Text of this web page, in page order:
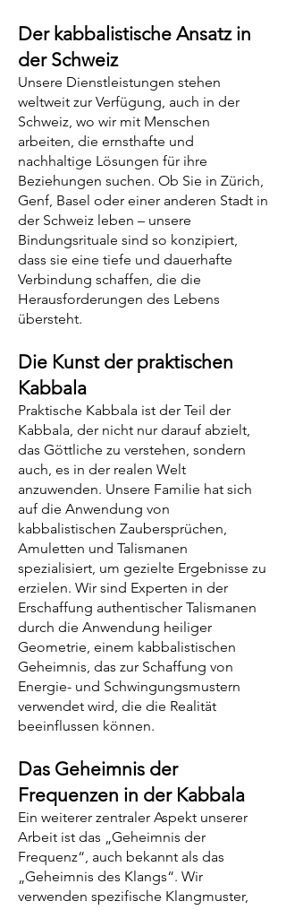
Der kabbalistische Ansatz in
der Schweiz
Unsere Dienstleistungen stehen
weltweit zur Verfügung, auch in der
Schweiz, wo wir mit Menschen
arbeiten, die ernsthafte und
nachhaltige Lösungen für ihre
Beziehungen suchen. Ob Sie in Zürich,
Genf, Basel oder einer anderen Stadt in
der Schweiz leben – unsere
Bindungsrituale sind so konzipiert,
dass sie eine tiefe und dauerhafte
Verbindung schaffen, die die
Herausforderungen des Lebens
übersteht.
Die Kunst der praktischen
Kabbala
Praktische Kabbala ist der Teil der
Kabbala, der nicht nur darauf abzielt,
das Göttliche zu verstehen, sondern
auch, es in der realen Welt
anzuwenden. Unsere Familie hat sich
auf die Anwendung von
kabbalistischen Zaubersprüchen,
Amuletten und Talismanen
spezialisiert, um gezielte Ergebnisse zu
erzielen. Wir sind Experten in der
Erschaffung authentischer Talismanen
durch die Anwendung heiliger
Geometrie, einem kabbalistischen
Geheimnis, das zur Schaffung von
Energie- und Schwingungsmustern
verwendet wird, die die Realität
beeinflussen können.
Das Geheimnis der
Frequenzen in der Kabbala
Ein weiterer zentraler Aspekt unserer
Arbeit ist das „Geheimnis der
Frequenz“, auch bekannt als das
„Geheimnis des Klangs“. Wir
verwenden spezifische Klangmuster,